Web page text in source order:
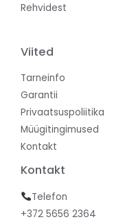
Rehvidest
Viited
Tarneinfo
Garantii
Privaatsuspoliitika
Müügitingimused
Kontakt
Kontakt
Telefon
+372 5656 2364